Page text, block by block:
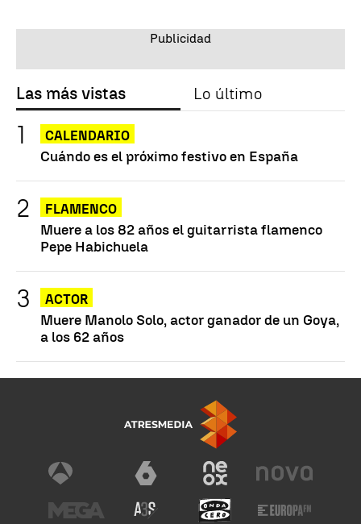
Las más vistas Lo último
CALENDARIO
Cuándo es el próximo festivo en España
FLAMENCO
Muere a los 82 años el guitarrista flamenco
Pepe Habichuela
ACTOR
Muere Manolo Solo, actor ganador de un Goya,
a los 62 años